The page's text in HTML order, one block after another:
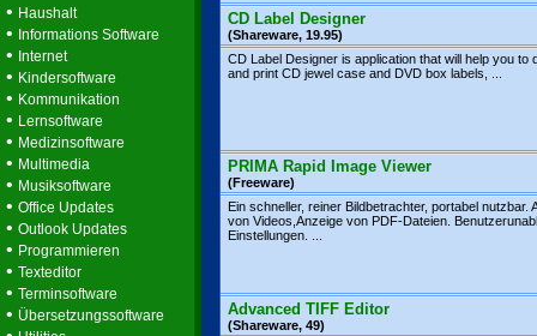
• Haushalt
• Informations Software
• Internet
• Kindersoftware
• Kommunikation
• Lernsoftware
• Medizinsoftware
• Multimedia
• Musiksoftware
• Office Updates
• Outlook Updates
• Programmieren
• Texteditor
• Terminsoftware
• Übersetzungssoftware
CD Label Designer
(Shareware, 19.95)
CD Label Designer is application that will help you to
and print CD jewel case and DVD box labels, ...
PRIMA Rapid Image Viewer
(Freeware)
Ein schneller, reiner Bildbetrachter, portabel nutzbar.
von Videos,Anzeige von PDF-Dateien.
Einstellungen. ...
Advanced TIFF Editor
(Shareware, 49)